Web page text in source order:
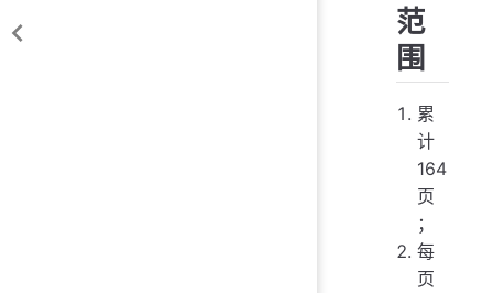
范
围
累
计
164
页
；
每
页